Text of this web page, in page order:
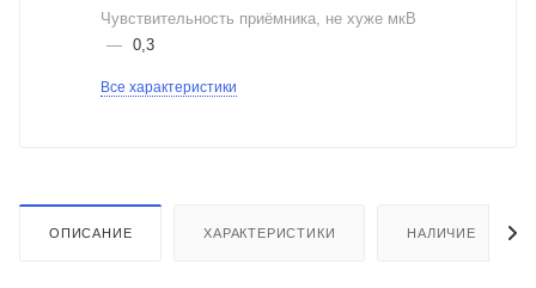
Чувствительность приёмника, не хуже мкВ
— 0,3
Все характеристики
ОПИСАНИЕ ХАРАКТЕРИСТИКИ НАЛИЧИЕ